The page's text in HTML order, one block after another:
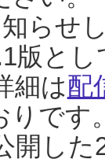
らせ
版と
細は配
りです
開し